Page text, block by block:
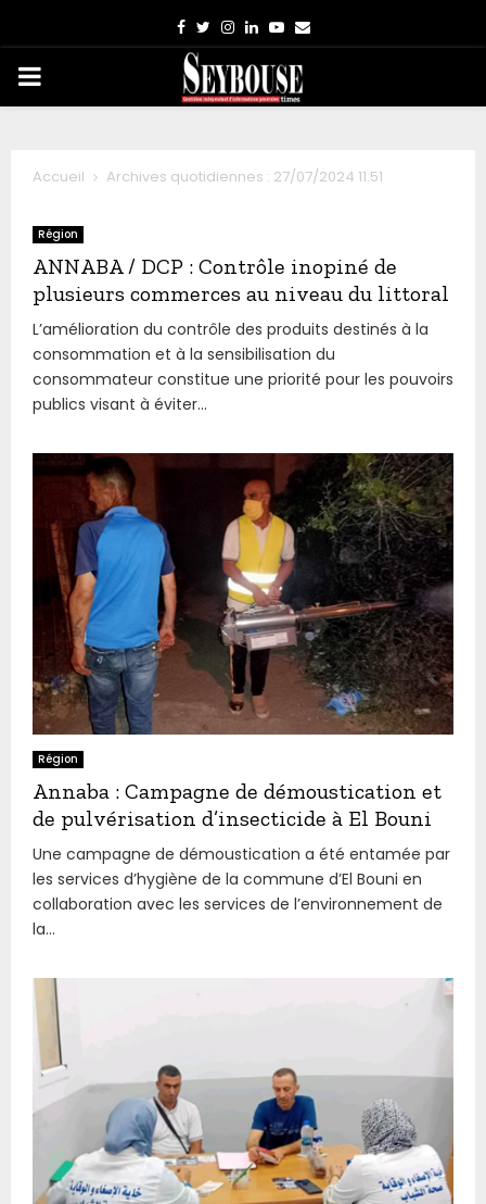
Facebook
TwitterInstagram
LinkedinYoutube
Email
PRIMARY
Accueil Archives quotidiennes : 27/07/2024 11:51
Région
ANNABA / DCP : Contrôle inopiné de
plusieurs commerces au niveau du littoral
L’amélioration du contrôle des produits destinés à la
consommation et à la sensibilisation du
consommateur constitue une priorité pour les pouvoirs
publics visant à éviter...
Région
Annaba : Campagne de démoustication et
de pulvérisation d’insecticide à El Bouni
Une campagne de démoustication a été entamée par
les services d’hygiène de la commune d’El Bouni en
collaboration avec les services de l’environnement de
la...